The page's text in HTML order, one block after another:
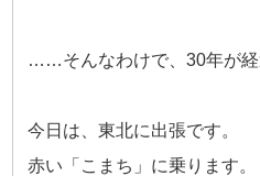
……そんなわけで、30年が経
今日は、東北に出張です。
赤い「こまち」に乗ります。